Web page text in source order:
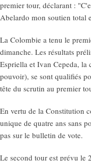
premier tour, déclarant :
Abelardo mon soutien total
La Colombie a tenu le
dimanche. Les résultats
Espriella et Ivan Cepeda, la
pouvoir), se sont qualifiés
tête du scrutin au premier
En vertu de la Constitution
unique de quatre ans sans
pas sur le bulletin de vote.
Le second tour est prévu le